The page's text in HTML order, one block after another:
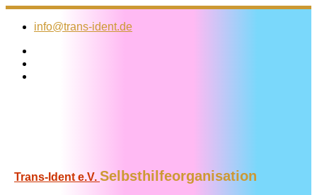
Zum
Inhalt
info@trans-ident.de
Trans-Ident e.V. Selbsthilfeorganisation